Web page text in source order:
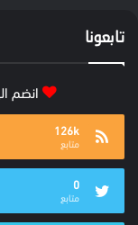
تابعونا
انضم
126k
متابع
0
متابع